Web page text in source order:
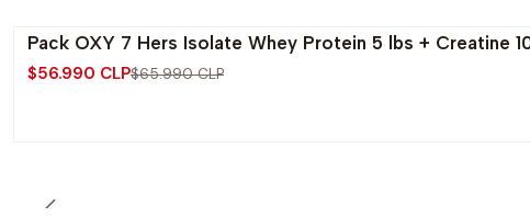
-14% OFF
Pack OXY 7 Hers Isolate Whey Protein 5 lbs + Creatine
$56.990 CLP$65.990 CLP